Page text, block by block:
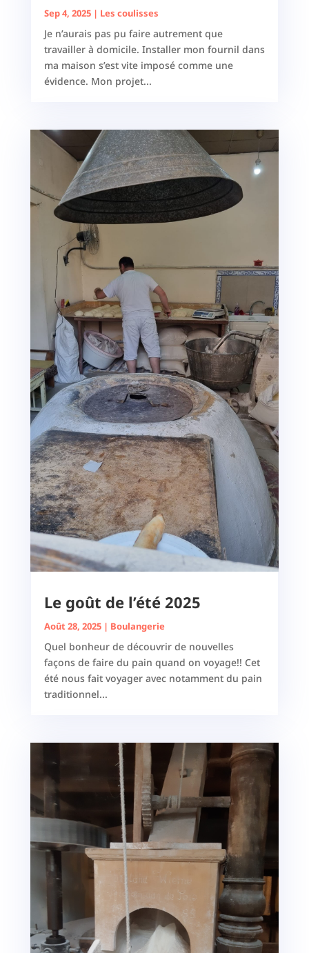
Sep 4, 2025| Les coulisses
Je n’aurais pas pu faire autrement que
travailler à domicile. Installer mon fournil dans
ma maison s’est vite imposé comme une
évidence. Mon projet...
Le goût de l’été 2025
Août 28, 2025| Boulangerie
Quel bonheur de découvrir de nouvelles
façons de faire du pain quand on voyage!! Cet
été nous fait voyager avec notamment du pain
traditionnel...